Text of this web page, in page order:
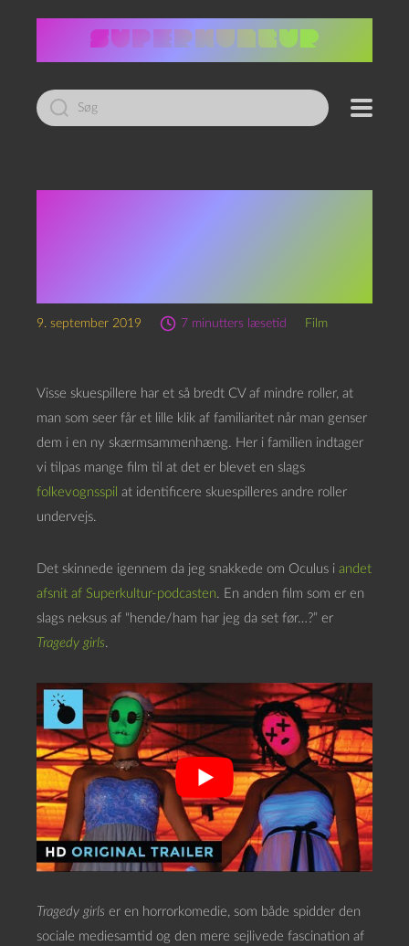
Led
efter:
9. september 2019 7 minutters læsetid Film
Visse skuespillere har et så bredt CV af mindre roller, at
man som seer får et lille klik af familiaritet når man genser
dem i en ny skærmsammenhæng. Her i familien indtager
vi tilpas mange film til at det er blevet en slags
folkevognsspil at identificere skuespilleres andre roller
undervejs.
Det skinnede igennem da jeg snakkede om Oculus i andet
afsnit af Superkultur-podcasten. En anden film som er en
slags neksus af “hende/ham har jeg da set før…?” er
Tragedy girls.
Tragedy girls er en horrorkomedie, som både spidder den
sociale mediesamtid og den mere sejlivede fascination af